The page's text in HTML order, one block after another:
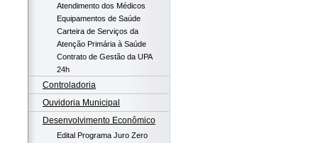
Atendimento dos Médicos
Equipamentos de Saúde
Carteira de Serviços da
Atenção Primária à Saúde
Contrato de Gestão da UPA
24h
Controladoria
Ouvidoria Municipal
Desenvolvimento Econômico
Edital Programa Juro Zero